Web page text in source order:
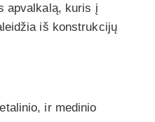
apvalkalą, kuris į
iš konstrukcijų
ir medinio